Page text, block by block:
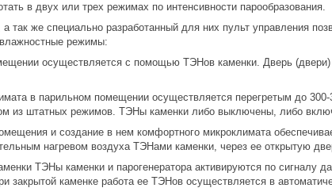
в двух или трех режимах по интенсивности парообразования.
так же специально разработанный для них пульт управления
режимы:
осуществляется с помощью ТЭНов каменки. Дверь (двери)
в парильном помещении осуществляется перегретым до
из штатных режимов. ТЭНы каменки либо выключены, либо
и создание в нем комфортного микроклимата
нагревом воздуха ТЭНами каменки, через ее открытую
ТЭНы каменки и парогенератора активируются по сигналу
закрытой каменке работа ее ТЭНов осуществляется в